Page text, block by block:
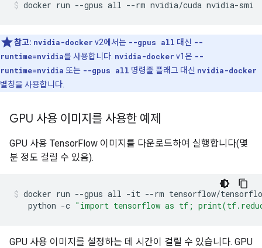
참고: nvidia-docker v2에서는 --gpus all 대신 --
runtime=nvidia를 사용합니다. nvidia-docker v1은 --
runtime=nvidia 또는 --gpus all 명령줄 플래그 대신 nvidia-docker
별칭을 사용합니다.
GPU 사용 이미지를 사용한 예제
GPU 사용 TensorFlow 이미지를 다운로드하여 실행합니다(몇
분 정도 걸릴 수 있음).
docker run --gpus all -it --rm tensorflow/
python -c "import tensorflow as tf;
GPU 사용 이미지를 설정하는 데 시간이 걸릴 수 있습니다. GPU